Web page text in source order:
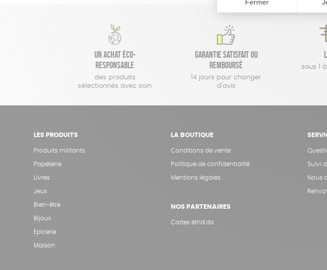
Un achat éco-
responsable
des produits
sélectionnés avec soin
Garantie satisfait ou
remboursé
14 jours pour changer
d'avis
sous 1
LES PRODUITS
Produits militants
Papeterie
Livres
Jeux
Bien-être
Bijoux
Epicerie
Maison
LA BOUTIQUE
Conditions de vente
Politique de confidentialité
Mentions légales
NOS PARTENAIRES
Cartes éthiKdo
Suivi
Nous